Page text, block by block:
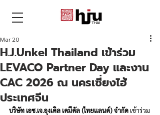
THAI
H.J.Unkel Thailand เข้าร่วม
LEVACO Partner Day และงาน
CAC 2026 ณ นครเซี่ยงไฮ้
ประเทศจีน
Mar 20
บริษัทเอช.เจ.อุงเคิล เคมีคัล (ไทยแลนด์) จำกัด เข้าร่วม